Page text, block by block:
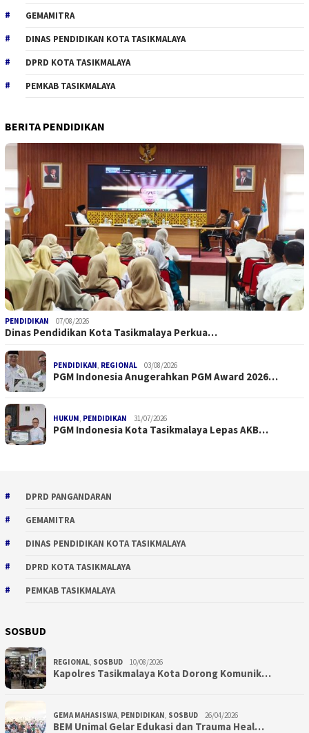
GEMAMITRA
DINAS PENDIDIKAN KOTA TASIKMALAYA
DPRD KOTA TASIKMALAYA
PEMKAB TASIKMALAYA
BERITA PENDIDIKAN
PENDIDIKAN 07/08/2026
Dinas Pendidikan Kota Tasikmalaya Perkua…
PENDIDIKAN REGIONAL 03/08/2026
PGM Indonesia Anugerahkan PGM Award 2026…
HUKUM PENDIDIKAN 31/07/2026
PGM Indonesia Kota Tasikmalaya Lepas AKB…
DPRD PANGANDARAN
GEMAMITRA
DINAS PENDIDIKAN KOTA TASIKMALAYA
DPRD KOTA TASIKMALAYA
PEMKAB TASIKMALAYA
SOSBUD
REGIONAL SOSBUD 10/08/2026
Kapolres Tasikmalaya Kota Dorong Komunik…
GEMA MAHASISWA PENDIDIKAN SOSBUD 26/04/2026
BEM Unimal Gelar Edukasi dan Trauma Heal…